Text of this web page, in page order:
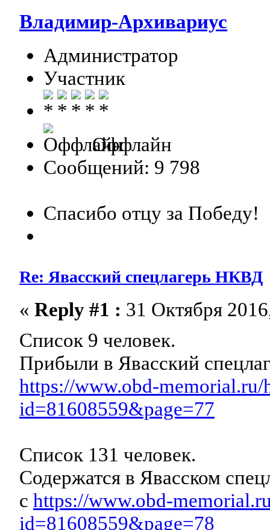
Владимир-Архивариус
Администратор
Участник
Оффлайн
Сообщений: 9 798
Спасибо отцу за Победу!
Re: Явасский спецлагерь НКВД
«Reply #1 : 31 Октября
Список 9 человек.
Прибыли в Явасский
https://www.obd-
id=81608559&page=77
Список 131 человек.
Содержатся в Явасском
сhttps://www.obd-
id=81608559&page=78